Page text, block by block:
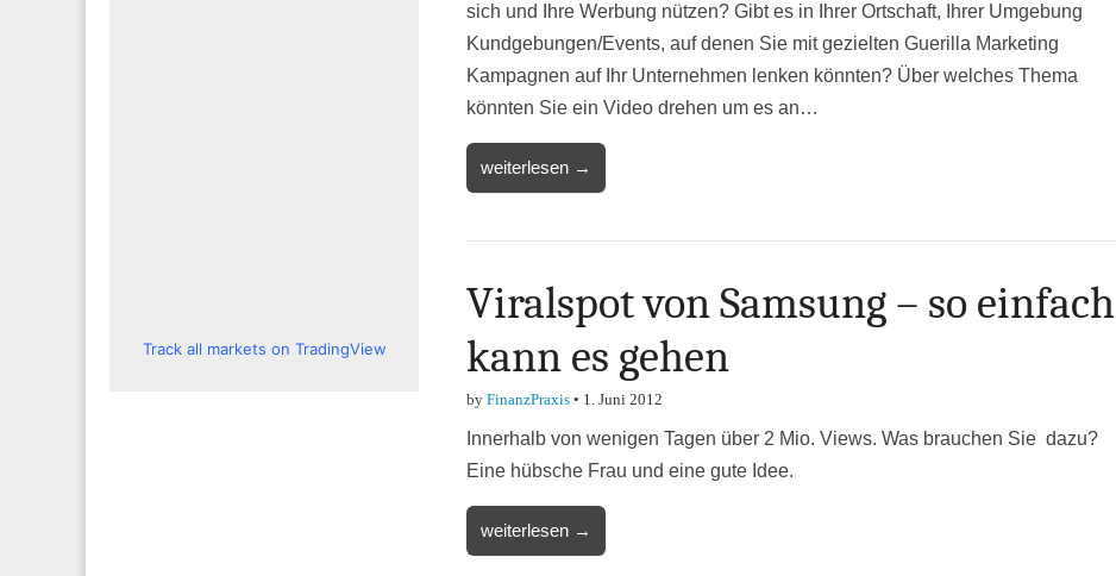
sich und Ihre Werbung nützen? Gibt es in Ihrer Ortschaft, Ihrer Umgebung
Kundgebungen/Events, auf denen Sie mit gezielten Guerilla Marketing
Kampagnen auf Ihr Unternehmen lenken könnten? Über welches Thema
könnten Sie ein Video drehen um es an…
weiterlesen →
Viralspot von Samsung – so einfach
kann es gehen
by FinanzPraxis • 1. Juni 2012
Innerhalb von wenigen Tagen über 2 Mio. Views. Was brauchen Sie dazu?
Eine hübsche Frau und eine gute Idee.
weiterlesen →
Track all markets on TradingView